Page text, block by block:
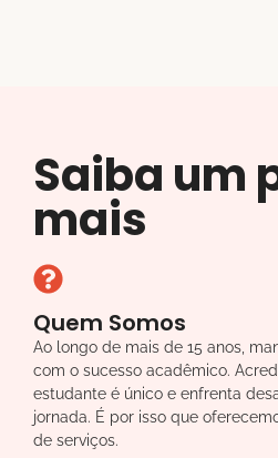
Saiba um
mais
Quem Somos
Ao longo de mais de 15 anos,
com o sucesso acadêmico.
estudante é único e enfrenta
jornada. É por isso que
de serviços.